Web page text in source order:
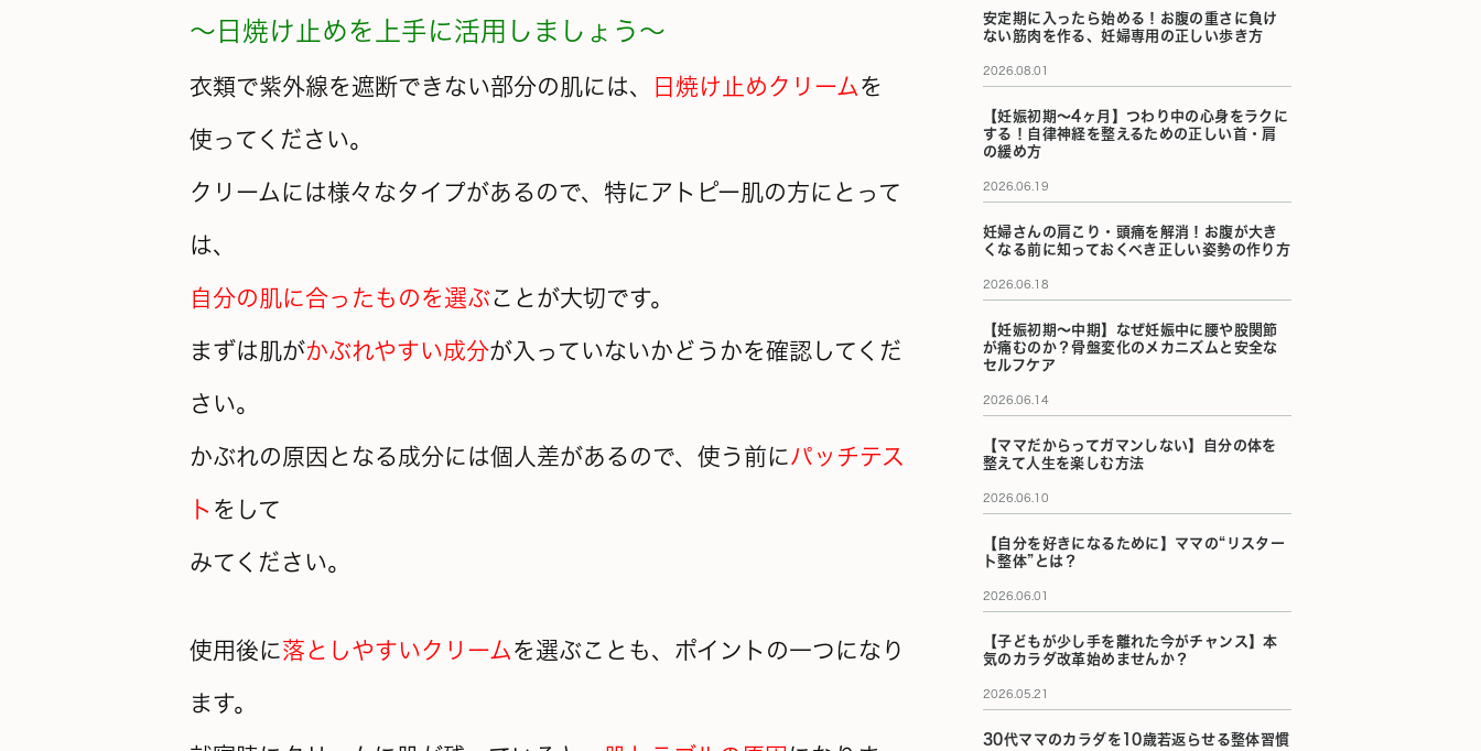
～日焼け止めを上手に活用しましょう～
衣類で紫外線を遮断できない部分の肌には、 日焼け止めクリーム を
使ってください。
クリームには様々なタイプがあるので、特にアトピー肌の方にとって
は、
自分の肌に合ったものを選ぶことが大切です。
まずは肌がかぶれやすい成分が入っていないかどうかを確認してくだ
さい。
かぶれの原因となる成分には個人差があるので、使う前に パッチテス
ト をして
みてください。
使用後に落としやすいクリーム を選ぶことも、ポイントの一つになり
ます。
安定期に入ったら始める！お腹の重さに負け
ない筋肉を作る、妊婦専用の正しい歩き方
2026.08.01
【妊娠初期〜4ヶ月】つわり中の心身をラクに
する！自律神経を整えるための正しい首・肩
の緩め方
2026.06.19
妊婦さんの肩こり・頭痛を解消！お腹が大き
くなる前に知っておくべき正しい姿勢の作り方
2026.06.18
【妊娠初期〜中期】なぜ妊娠中に腰や股関節
が痛むのか？骨盤変化のメカニズムと安全な
セルフケア
2026.06.14
【ママだからってガマンしない】自分の体を
整えて人生を楽しむ方法
2026.06.10
【自分を好きになるために】ママの“リスター
ト整体”とは？
2026.06.01
【子どもが少し手を離れた今がチャンス】本
気のカラダ改革始めませんか？
2026.05.21
30代ママのカラダを10歳若返らせる整体習慣